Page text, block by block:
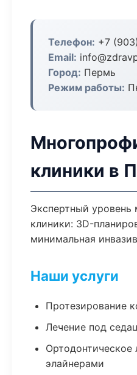
Телефон: +7
Email:
Город: Пермь
Режим работы:
клиники в
Экспертный
клиники: 3D-
минимальная
Наши услуги
Протезирование
Лечение под
Ортодонтическое
элайнерами